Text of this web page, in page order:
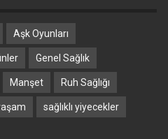
Aşk Oyunları
Genel Sağlık
Manşet Ruh Sağlığı
sağlıklı yiyecekler